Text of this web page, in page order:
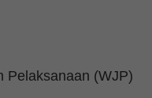
Pelaksanaan (WJP)